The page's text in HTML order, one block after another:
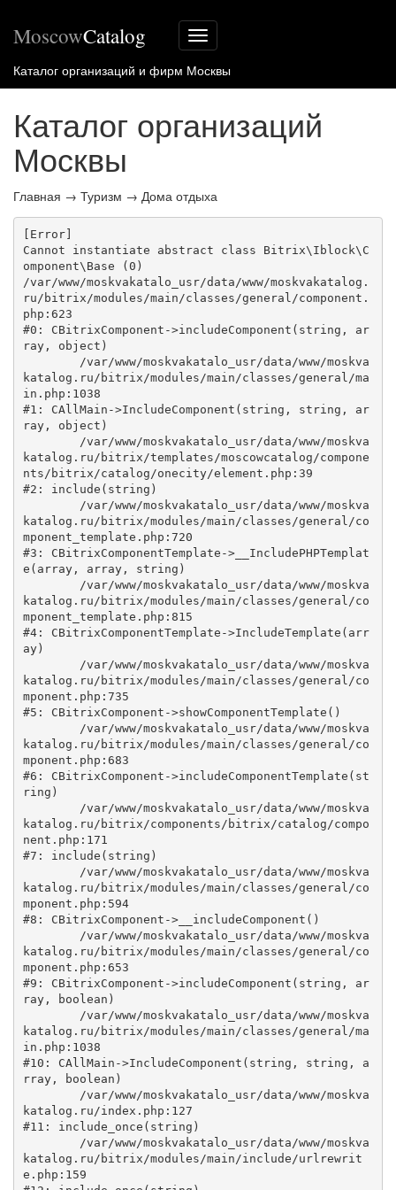
Меню
сайта
MoscowCatalog
Каталог организаций и фирм Москвы
Каталог организаций
Москвы
Главная → Туризм → Дома отдыха
[Error]
Cannot instantiate abstract class Bitrix\Iblock\C
omponent\Base (0)
/var/www/moskvakatalo_usr/data/www/moskvakatalog.
ru/bitrix/modules/main/classes/general/component.
php:623
#0: CBitrixComponent->includeComponent(string, ar
ray, object)
katalog.ru/bitrix/modules/main/classes/general/ma
in.php:1038
#1: CAllMain->IncludeComponent(string, string, ar
ray, object)
katalog.ru/bitrix/templates/moscowcatalog/compone
nts/bitrix/catalog/onecity/element.php:39
#2: include(string)
katalog.ru/bitrix/modules/main/classes/general/co
mponent_template.php:720
#3: CBitrixComponentTemplate->__IncludePHPTemplat
e(array, array, string)
katalog.ru/bitrix/modules/main/classes/general/co
mponent_template.php:815
#4: CBitrixComponentTemplate->IncludeTemplate(arr
ay)
katalog.ru/bitrix/modules/main/classes/general/co
mponent.php:735
#5: CBitrixComponent->showComponentTemplate()
katalog.ru/bitrix/modules/main/classes/general/co
mponent.php:683
#6: CBitrixComponent->includeComponentTemplate(st
ring)
katalog.ru/bitrix/components/bitrix/catalog/compo
nent.php:171
#7: include(string)
katalog.ru/bitrix/modules/main/classes/general/co
mponent.php:594
#8: CBitrixComponent->__includeComponent()
katalog.ru/bitrix/modules/main/classes/general/co
mponent.php:653
#9: CBitrixComponent->includeComponent(string, ar
ray, boolean)
katalog.ru/bitrix/modules/main/classes/general/ma
in.php:1038
#10: CAllMain->IncludeComponent(string, string, a
rray, boolean)
katalog.ru/index.php:127
#11: include_once(string)
katalog.ru/bitrix/modules/main/include/urlrewrit
e.php:159